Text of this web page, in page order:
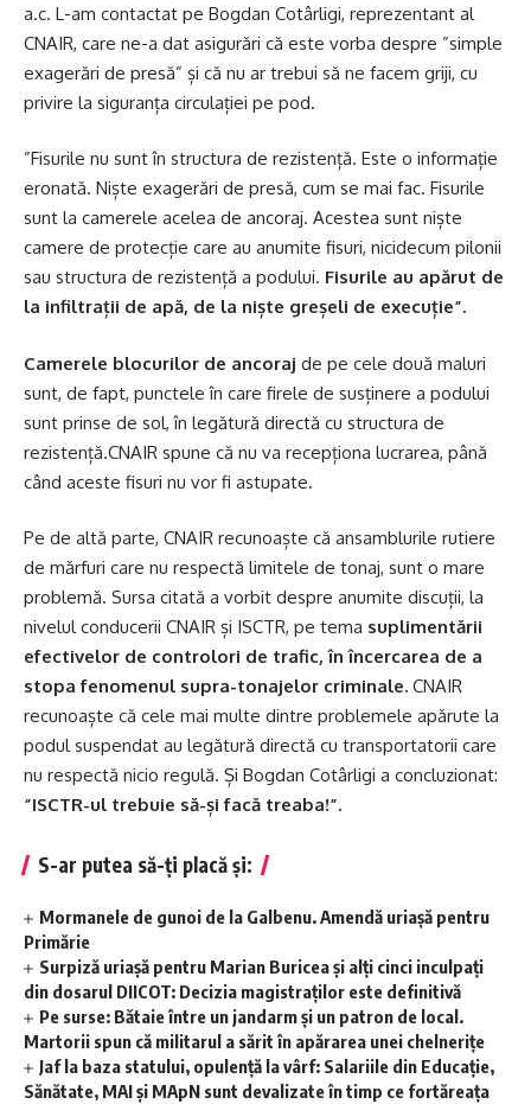
a.c. L-am contactat pe Bogdan Cotârligi, reprezentant al
CNAIR, care ne-a dat asigurări că este vorba despre ”simple
exagerări de presă” și că nu ar trebui să ne facem griji, cu
privire la siguranța circulației pe pod.
”Fisurile nu sunt în structura de rezistență. Este o informație
eronată. Niște exagerări de presă, cum se mai fac. Fisurile
sunt la camerele acelea de ancoraj. Acestea sunt niște
camere de protecție care au anumite fisuri, nicidecum pilonii
sau structura de rezistență a podului. Fisurile au apărut de
la infiltrații de apă, de la niște greșeli de execuție”.
Camerele blocurilor de ancoraj de pe cele două maluri
sunt, de fapt, punctele în care firele de susținere a podului
sunt prinse de sol, în legătură directă cu structura de
rezistență.CNAIR spune că nu va recepționa lucrarea, până
când aceste fisuri nu vor fi astupate.
Pe de altă parte, CNAIR recunoaște că ansamblurile rutiere
de mărfuri care nu respectă limitele de tonaj, sunt o mare
problemă. Sursa citată a vorbit despre anumite discuții, la
nivelul conducerii CNAIR și ISCTR, pe tema suplimentării
efectivelor de controlori de trafic, în încercarea de a
stopa fenomenul supra-tonajelor criminale. CNAIR
recunoaște că cele mai multe dintre problemele apărute la
podul suspendat au legătură directă cu transportatorii care
nu respectă nicio regulă. Și Bogdan Cotârligi a concluzionat:
”ISCTR-ul trebuie să-și facă treaba!”.
S-ar putea să-ți placă și:
Mormanele de gunoi de la Galbenu. Amendă uriașă pentru
Primărie
Surpiză uriașă pentru Marian Buricea și alți cinci inculpați
din dosarul DIICOT: Decizia magistraților este definitivă
Pe surse: Bătaie între un jandarm și un patron de local.
Martorii spun că militarul a sărit în apărarea unei chelnerițe
Jaf la baza statului, opulență la vârf: Salariile din Educație,
Sănătate, MAI și MApN sunt devalizate în timp ce fortăreața